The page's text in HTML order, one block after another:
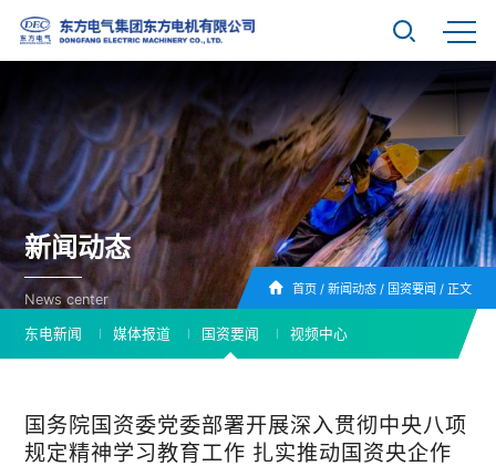
新闻动态
News center
首页/ 新闻动态/ 国资要闻 / 正文
东电新闻 媒体报道 国资要闻 视频中心
国务院国资委党委部署开展深入贯彻中央八项
规定精神学习教育工作 扎实推动国资央企作